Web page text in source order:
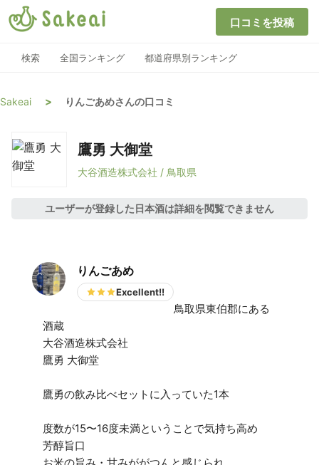
口コミを投稿
検索 全国ランキング 都道府県別ランキング
Sakeai > りんごあめさんの口コミ
鷹勇 大御堂
大谷酒造株式会社 / 鳥取県
ユーザーが登録した日本酒は詳細を閲覧できません
りんごあめ
Excellent!!
鳥取県東伯郡にある
酒蔵
大谷酒造株式会社
鷹勇 大御堂
鷹勇の飲み比べセットに入っていた1本
度数が15〜16度未満ということで気持ち高め
芳醇旨口